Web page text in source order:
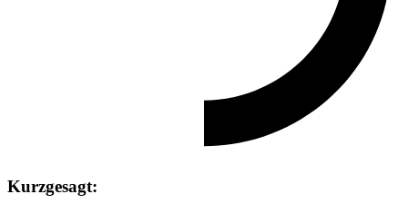
Kurzgesagt: